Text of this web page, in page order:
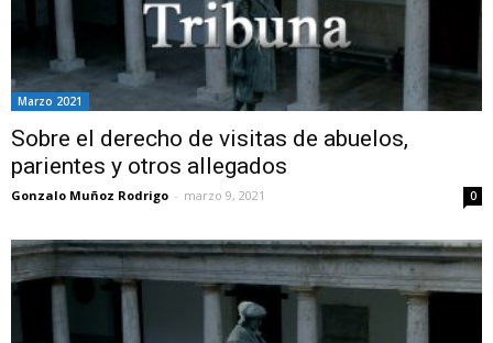
Marzo 2021
Sobre el derecho de visitas de abuelos,
parientes y otros allegados
Gonzalo Muñoz Rodrigo - marzo 9, 2021 0